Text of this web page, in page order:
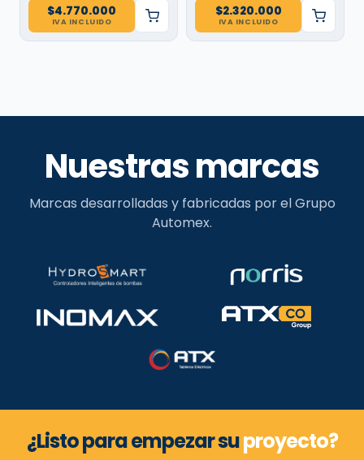
$4.770.000
IVA INCLUIDO
$2.320.000
IVA INCLUIDO
Nuestras marcas
Marcas desarrolladas y fabricadas por el Grupo
Automex.
¿Listo para empezar suproyecto?